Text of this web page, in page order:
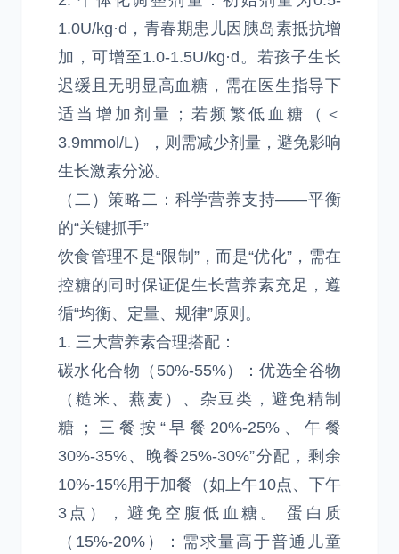
1.0U/kg·d，青春期患儿因胰岛素抵抗增
加，可增至1.0-1.5U/kg·d。若孩子生长
迟缓且无明显高血糖，需在医生指导下
适当增加剂量；若频繁低血糖（＜
3.9mmol/L），则需减少剂量，避免影响
生长激素分泌。
（二）策略二：科学营养支持——平衡
的“关键抓手”
饮食管理不是“限制”，而是“优化”，需在
控糖的同时保证促生长营养素充足，遵
循“均衡、定量、规律”原则。
1. 三大营养素合理搭配：
碳水化合物（50%-55%）：优选全谷物
（糙米、燕麦）、杂豆类，避免精制
糖；三餐按“早餐20%-25%、午餐
30%-35%、晚餐25%-30%”分配，剩余
10%-15%用于加餐（如上午10点、下午
3点），避免空腹低血糖。 蛋白质
（15%-20%）：需求量高于普通儿童